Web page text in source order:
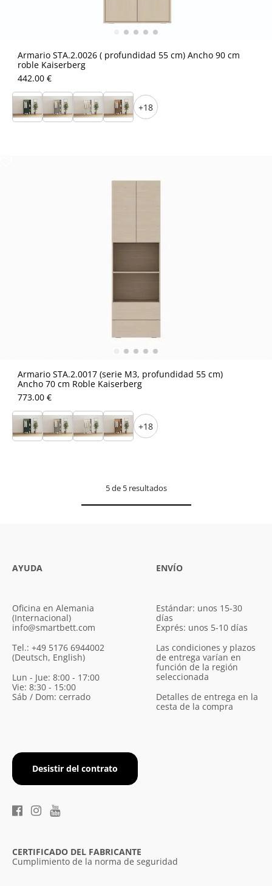
Armario STA.2.0026 ( profundidad 55 cm) Ancho 90 cm
roble Kaiserberg
442.00 €
+18
Armario STA.2.0017 (serie M3, profundidad 55 cm)
Ancho 70 cm Roble Kaiserberg
773.00 €
+18
5 de 5 resultados
AYUDA
Oficina en Alemania
(Internacional)
info@smartbett.com
Tel.: +49 5176 6944002
(Deutsch, English)
Lun - Jue: 8:00 - 17:00
Vie: 8:30 - 15:00
Sáb / Dom: cerrado
Desistir del contrato
ENVÍO
Estándar: unos 15-30
días
Exprés: unos 5-10 días
Las condiciones y plazos
de entrega varían en
función de la región
seleccionada
Detalles de entrega en la
cesta de la compra
CERTIFICADO DEL FABRICANTE
Cumplimiento de la norma de seguridad